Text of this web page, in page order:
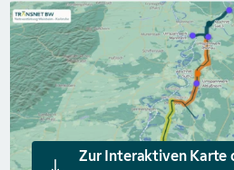
Zur Interaktiven Karte